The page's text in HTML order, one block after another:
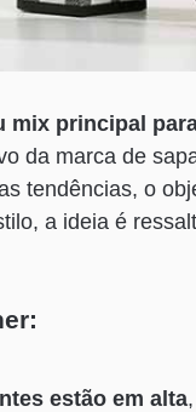
mix principal
da marca de
tendências, o
a ideia é
estão em alta